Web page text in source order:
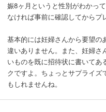
娠8ヶ月というと性別がわかっ
なければ事前に確認してからプ
基本的には妊婦さんから要望の
違いありません。また、妊婦さ
いものを既に招待状に書いてあ
クですよ。ちょっとサプライ
もしれませんね。